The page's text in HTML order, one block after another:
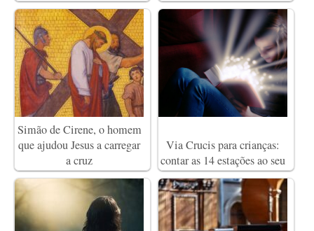
Simão de Cirene, o homem
que ajudou Jesus a carregar
a cruz
Via Crucis para crianças:
contar as 14 estações ao seu